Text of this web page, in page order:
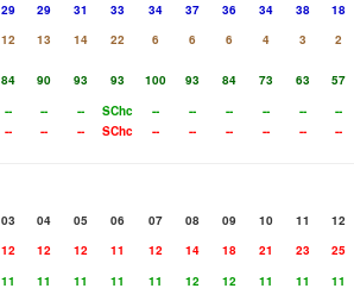
29 29 31 33 34 37 36 34 38 18
12 13 14 22 6 6 6 4 3 2
84 90 93 93 100 93 84 73 63 57
-- -- -- SChc -- -- -- -- -- --
-- -- -- SChc -- -- -- -- -- --
03 04 05 06 07 08 09 10 11 12
12 12 12 11 12 14 18 21 23 25
11 11 11 11 11 12 12 11 11 11